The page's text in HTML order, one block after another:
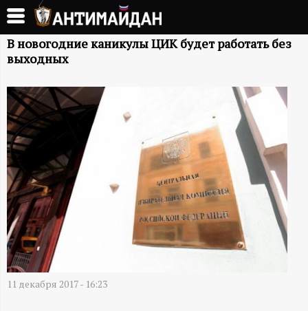
Перейти
основному
содержанию
А
Т
И
М
А
Й
Д
В новогодние каникулы ЦИК будет работать без
выходных
11 декабря 2017 - 16:23